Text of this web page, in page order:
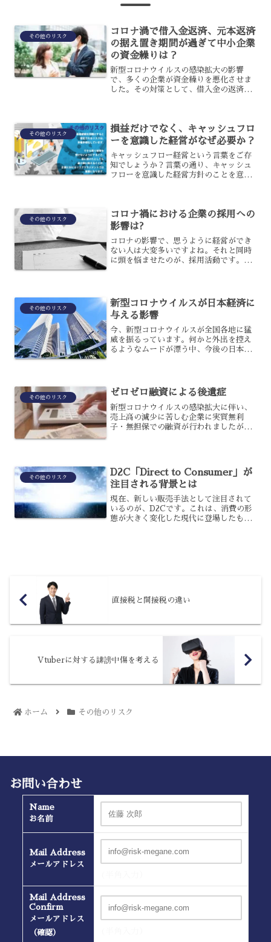
その他のリスク
コロナ渦で借入金返済、元本返済
の据え置き期間が過ぎて中小企業
の資金繰りは？
新型コロナウイルスの感染拡大の影響
で、多くの企業が資金繰りを悪化させま
した。その対策として、借入金の返済や
まうのでしょうか？今後の資金...
その他のリスク
損益だけでなく、キャッシュフロ
ーを意識した経営がなぜ必要か？
キャッシュフロー経営という言葉をご存
知でしょうか？言葉の通り、キャッシュ
フローを意識した経営方針のことを意味
していない、もしくは有効...
その他のリスク
コロナ禍における企業の採用への
影響は?
コロナの影響で、思うように経営ができ
ない人は大変多いですよね。それと同時
に頭を悩ませたのが、採用活動です。企
あり、今後はどう採用活動を...
その他のリスク
新型コロナウイルスが日本経済に
与える影響
今、新型コロナウイルスが全国各地に猛
威を振るっています。何かと外出を控え
るようなムードが漂う中、今後の日本経
今回は、新型コロナウイル...
その他のリスク ゼロゼロ融資による後遺症
新型コロナウイルスの感染拡大に伴い、
売上高の減少に苦しむ企業に実質無利
子・無担保での融資が行われましたが、
ために銀行側は対策が必要と...
その他のリスク
D2C「Direct to Consumer」が
注目される背景とは
現在、新しい販売手法として注目されて
いるのが、D2Cです。これは、消費の形
態が大きく変化した現代に登場したもの
直接税と間接税の違い
Vtuberに対する誹謗中傷を考える
ホーム その他のリスク
お問い合わせ
Name
お名前
Mail Address
メールアドレス
Mail Address
Confirm
メールアドレス
（確認）